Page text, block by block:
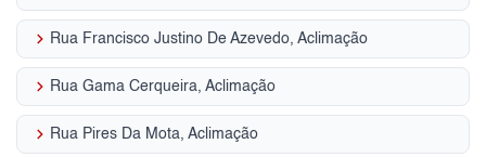
keyboard_arrow_right Rua Francisco Justino De Azevedo, Aclimação
keyboard_arrow_right Rua Gama Cerqueira, Aclimação
keyboard_arrow_right Rua Pires Da Mota, Aclimação